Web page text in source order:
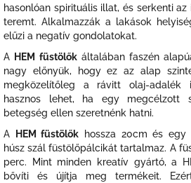
hasonlóan spirituális illat, és serkenti
teremt. Alkalmazzák a lakások
elűzi a negatív gondolatokat.
A HEM füstölőkáltalában faszén
nagy előnyük, hogy ez az alap
megközelítőleg a rávitt olaj-adalék
hasznos lehet, ha egy megcélzott
betegség ellen szeretnénk hatni.
A
HEM füstölők hossza 20cm és egy
húsz szál füstölőpálcikát tartalmaz. A
perc. Mint minden kreatív gyártó, a
bővíti és újítja meg termékeit.